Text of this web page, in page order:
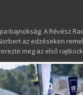
bajnokság. A Révész
az edzéseken
meg az első